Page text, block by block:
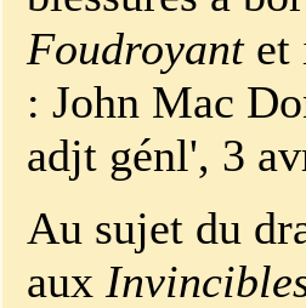
Foudroyantet
: John Mac
adjt génl', 3
Au sujet du
aux